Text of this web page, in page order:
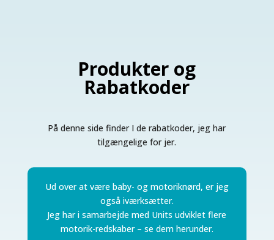
Produkter og
Rabatkoder
På denne side finder I de rabatkoder, jeg har
tilgængelige for jer.
Ud over at være baby- og motoriknørd, er jeg
også iværksætter.
Jeg har i samarbejde med Units udviklet flere
motorik-redskaber – se dem herunder.